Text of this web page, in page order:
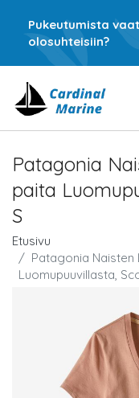
Pukeutumista
olosuhteisiin?
Patagonia
paita
S
Etusivu
Patagonia Naisten
Luomupuuvillasta,